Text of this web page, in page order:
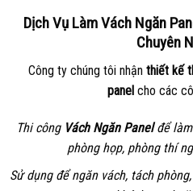
Dịch Vụ Làm Vách Ngăn
Chuyên
Công ty chúng tôi nhận thiết kế
panelcho các
Thi công Vách Ngăn Panelđể
phòng họp, phòng thí
Sử dụng để ngăn vách, tách